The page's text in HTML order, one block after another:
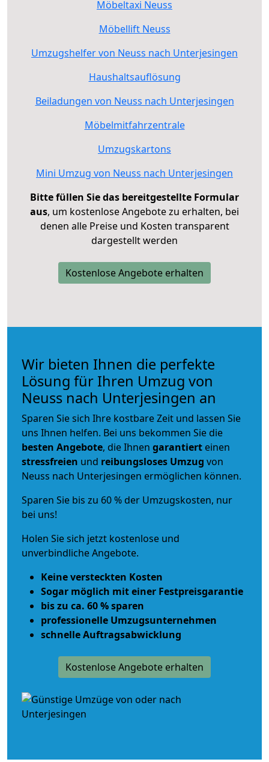
Möbeltaxi Neuss
Möbellift Neuss
Umzugshelfer von Neuss nach Unterjesingen
Haushaltsauflösung
Beiladungen von Neuss nach Unterjesingen
Möbelmitfahrzentrale
Umzugskartons
Mini Umzug von Neuss nach Unterjesingen
Bitte füllen Sie das bereitgestellte Formular
aus, um kostenlose Angebote zu erhalten, bei
denen alle Preise und Kosten transparent
dargestellt werden
Kostenlose Angebote erhalten
Wir bieten Ihnen die perfekte
Lösung für Ihren Umzug von
Neuss nach Unterjesingen an
Sparen Sie sich Ihre kostbare Zeit und lassen Sie
uns Ihnen helfen. Bei uns bekommen Sie die
besten Angebote, die Ihnen garantiert einen
stressfreien und reibungsloses Umzug von
Neuss nach Unterjesingen ermöglichen können.
Sparen Sie bis zu 60 % der Umzugskosten, nur
bei uns!
Holen Sie sich jetzt kostenlose und
unverbindliche Angebote.
Keine versteckten Kosten
Sogar möglich mit einer Festpreisgarantie
bis zu ca. 60 % sparen
professionelle Umzugsunternehmen
schnelle Auftragsabwicklung
Kostenlose Angebote erhalten